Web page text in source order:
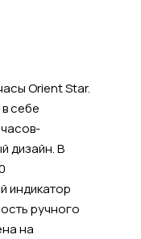
Orient Star.
себе
дизайн. В
индикатор
ручного
на